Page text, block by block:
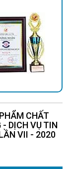
CHẤT
- DỊCH VỤ TIN
VII - 2020